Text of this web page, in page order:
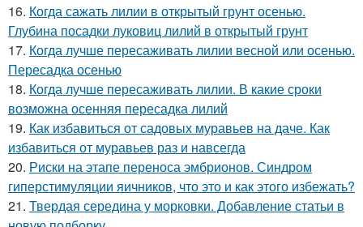
16. Когда сажать лилии в открытый грунт осенью.
Глубина посадки луковиц лилий в открытый грунт
17. Когда лучше пересаживать лилии весной или осенью.
Пересадка осенью
18. Когда лучше пересаживать лилии. В какие сроки
возможна осенняя пересадка лилий
19. Как избавиться от садовых муравьев на даче. Как
избавиться от муравьев раз и навсегда
20. Риски на этапе переноса эмбрионов. Синдром
гиперстимуляции яичников, что это и как этого избежать?
21. Твердая середина у морковки. Добавление статьи в